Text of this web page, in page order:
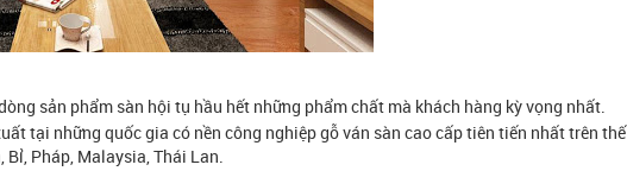
sản phẩm sàn hội tụ hầu hết những phẩm chất mà khách hàng kỳ vọng nhất.
tại những quốc gia có nền công nghiệp gỗ ván sàn cao cấp tiên tiến nhất trên thế
Bỉ, Pháp, Malaysia, Thái Lan.